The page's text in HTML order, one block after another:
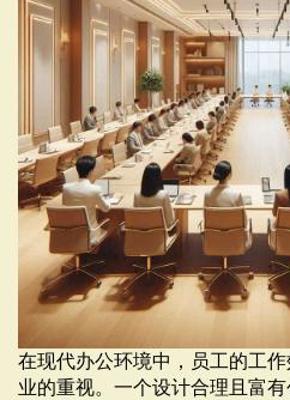
在现代办公环境中，员工的工
业的重视。一个设计合理且富